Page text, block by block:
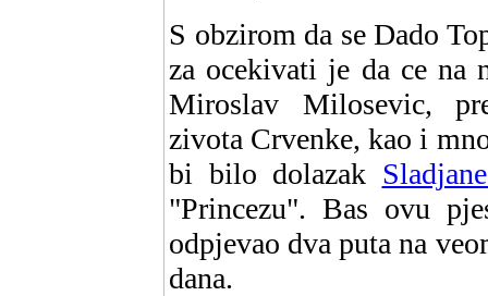
S obzirom da se Dado
za ocekivati je da ce na
Miroslav Milosevic,
zivota Crvenke, kao i
bi bilo dolazak
"Princezu". Bas ovu
odpjevao dva puta na
dana.